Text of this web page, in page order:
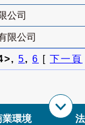
公司
限公司
5, 6 [ 下一頁
業環境